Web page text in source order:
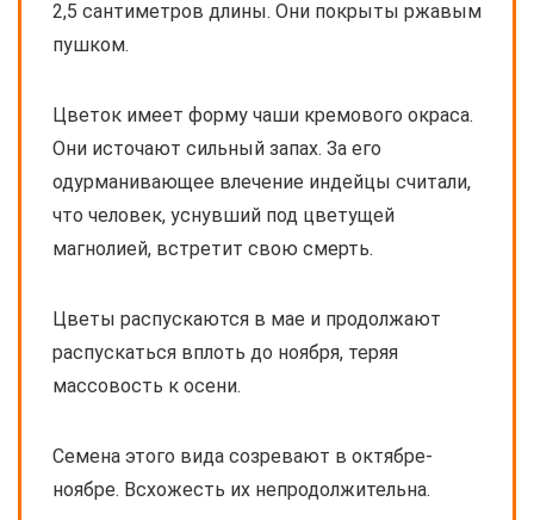
2,5 сантиметров длины. Они покрыты ржавым
пушком.
Цветок имеет форму чаши кремового окраса.
Они источают сильный запах. За его
одурманивающее влечение индейцы считали,
что человек, уснувший под цветущей
магнолией, встретит свою смерть.
Цветы распускаются в мае и продолжают
распускаться вплоть до ноября, теряя
массовость к осени.
Семена этого вида созревают в октябре-
ноябре. Всхожесть их непродолжительна.